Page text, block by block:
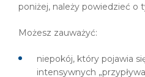
poniżej, należy powiedzieć o
Możesz zauważyć:
niepokój, który pojawia
intensywnych